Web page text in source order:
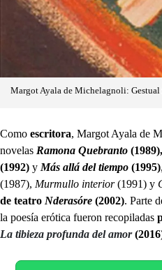
Margot Ayala de Michelagnoli: Gestual
Como escritora, Margot Ayala de
novelas Ramona Quebranto (1989),
(1992) y Más allá del tiempo (1995)
(1987), Murmullo interior(1991) y
de teatro Nderasóre (2002). Parte
la poesía erótica fueron recopiladas
La tibieza profunda del amor